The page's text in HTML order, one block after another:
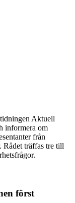
Aktuell
informera om
från
Rådet träffas tre till
först